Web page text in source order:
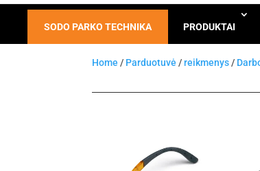
SODO PARKO TECHNIKA PRODUKTAI
Home / Parduotuvė /reikmenys /